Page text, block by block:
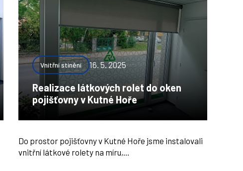
Vnitřní stínění 16. 5. 2025
Realizace látkových rolet do oken
pojišťovny v Kutné Hoře
Do prostor pojišťovny v Kutné Hoře jsme instalovali
vnitřní látkové rolety na míru,…